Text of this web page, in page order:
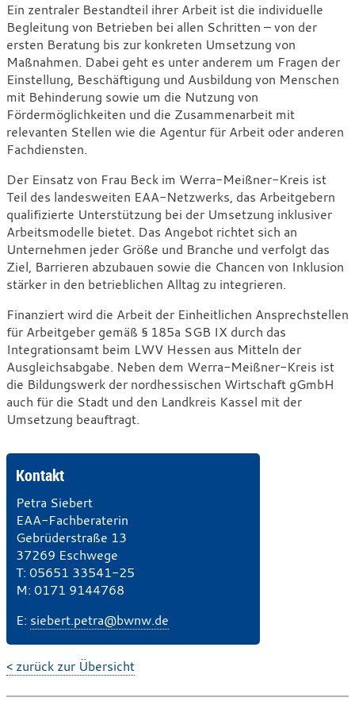
Ein zentraler Bestandteil ihrer Arbeit ist die individuelle
Begleitung von Betrieben bei allen Schritten – von der
ersten Beratung bis zur konkreten Umsetzung von
Maßnahmen. Dabei geht es unter anderem um Fragen der
Einstellung, Beschäftigung und Ausbildung von Menschen
mit Behinderung sowie um die Nutzung von
Fördermöglichkeiten und die Zusammenarbeit mit
relevanten Stellen wie die Agentur für Arbeit oder anderen
Fachdiensten.
Der Einsatz von Frau Beck im Werra-Meißner-Kreis ist
Teil des landesweiten EAA-Netzwerks, das Arbeitgebern
qualifizierte Unterstützung bei der Umsetzung inklusiver
Arbeitsmodelle bietet. Das Angebot richtet sich an
Unternehmen jeder Größe und Branche und verfolgt das
Ziel, Barrieren abzubauen sowie die Chancen von Inklusion
stärker in den betrieblichen Alltag zu integrieren.
Finanziert wird die Arbeit der Einheitlichen Ansprechstellen
für Arbeitgeber gemäß § 185a SGB IX durch das
Integrationsamt beim LWV Hessen aus Mitteln der
Ausgleichsabgabe. Neben dem Werra-Meißner-Kreis ist
die Bildungswerk der nordhessischen Wirtschaft gGmbH
auch für die Stadt und den Landkreis Kassel mit der
Umsetzung beauftragt.
Kontakt
Petra Siebert
EAA-Fachberaterin
Gebrüderstraße 13
37269 Eschwege
Te
l
f
o
: 05651 33541-25
Mo
i
l
e
l
: 0171 9144768
E-
i
: siebert.petra@bwnw.de
< zurück zur Übersicht